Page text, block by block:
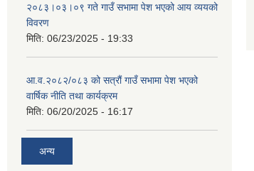
२०८३।०३।०९ गते गाउँ सभामा पेश भएको आय व्ययको
विवरण
मिति: 06/23/2025 - 19:33
आ.व.२०८२/०८३ को सत्रौं गाउँ सभामा पेश भएको
वार्षिक नीति तथा कार्यक्रम
मिति: 06/20/2025 - 16:17
अन्य